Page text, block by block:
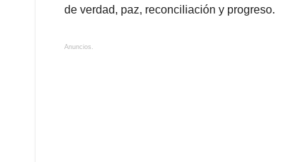
de verdad, paz, reconciliación y progreso.
Anuncios.